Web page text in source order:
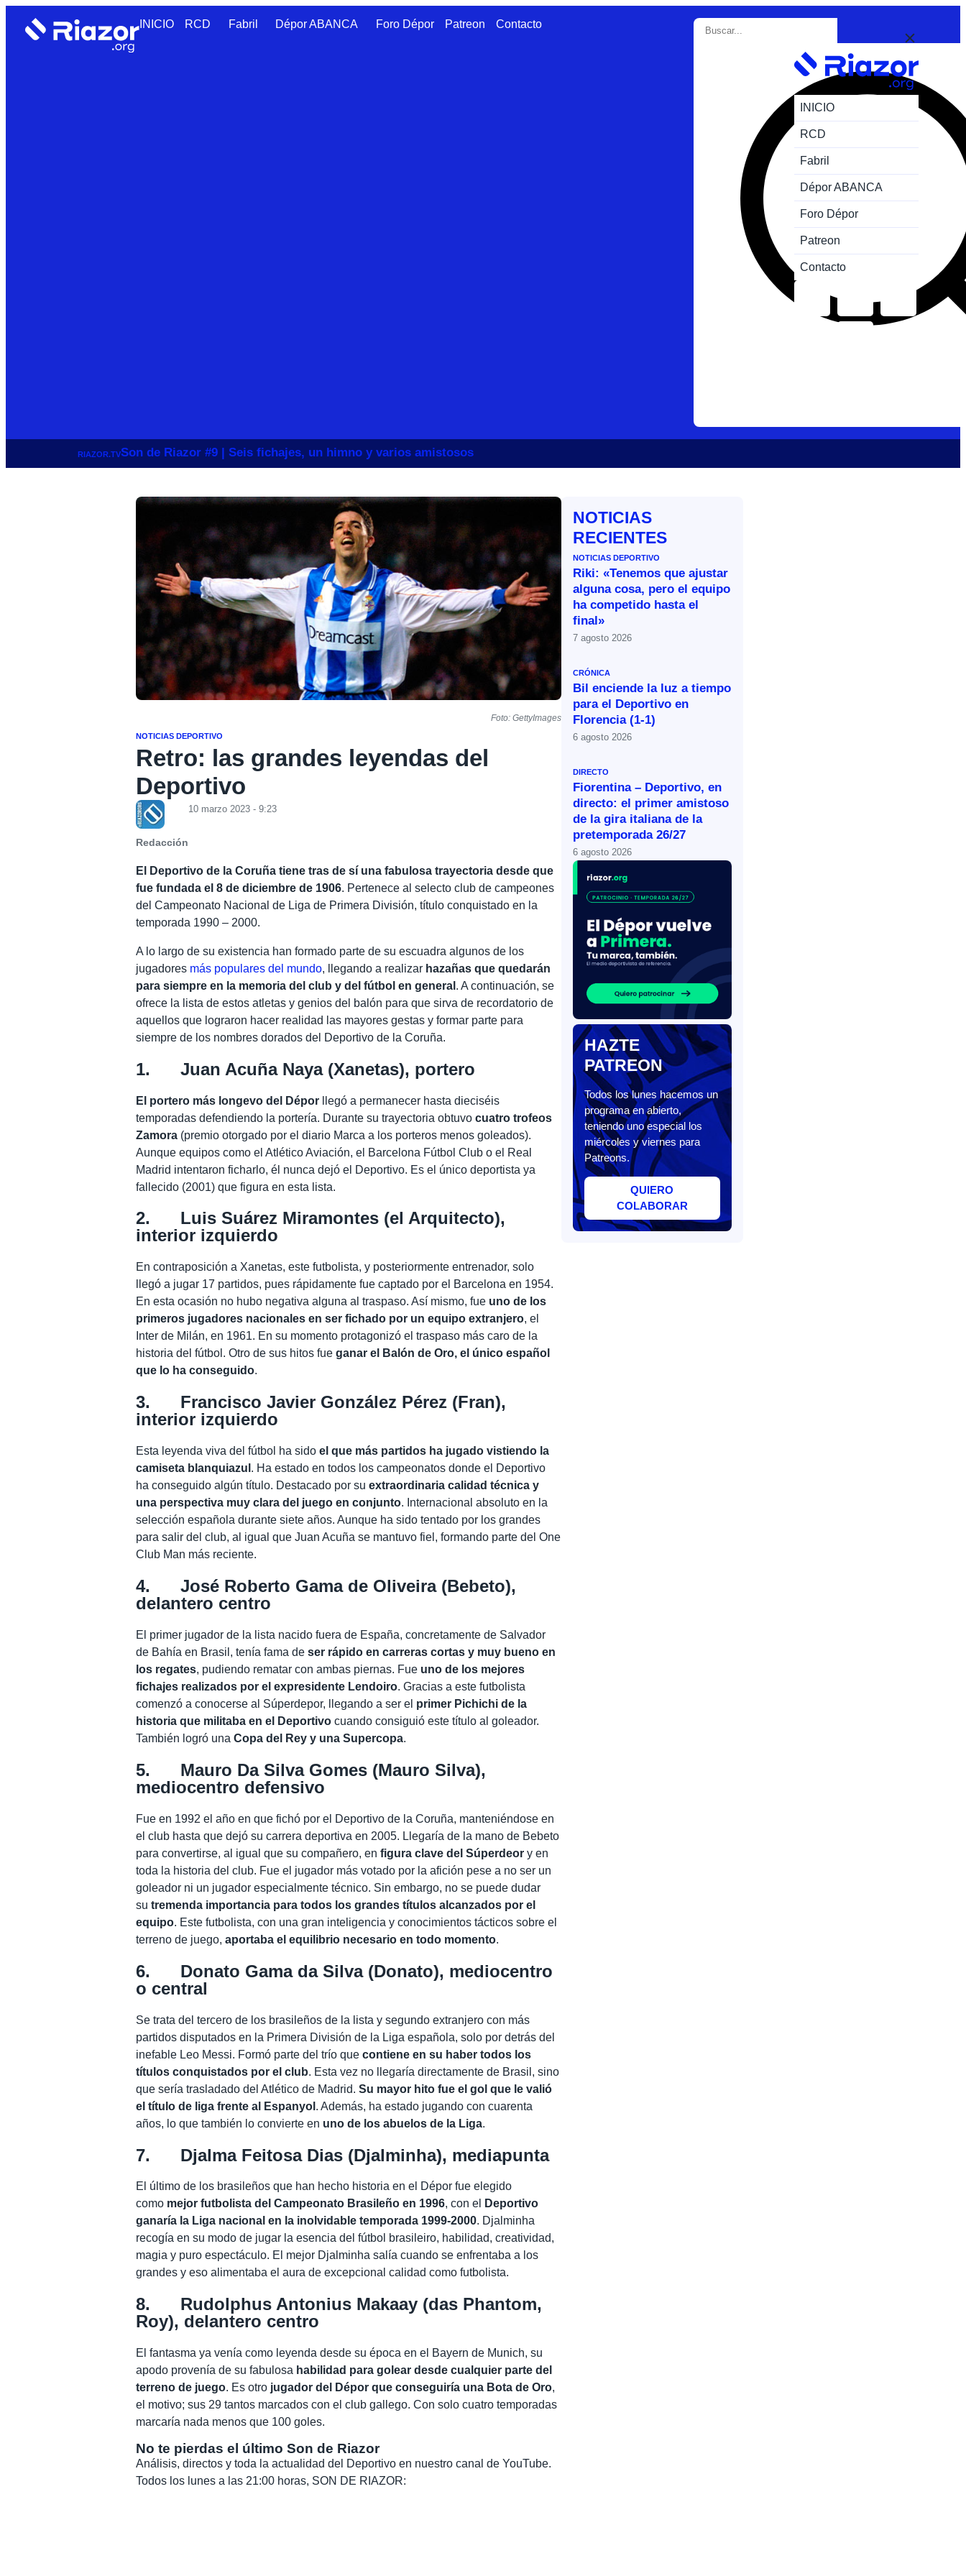
INICIO RCD Fabril Dépor ABANCA Foro Dépor Patreon Contacto
INICIO
RCD
Fabril
Dépor ABANCA
Foro Dépor
Patreon
Contacto
RIAZOR.TVSon de Riazor #9 | Seis fichajes, un himno y varios amistosos
Foto: GettyImages
NOTICIAS DEPORTIVO
Retro: las grandes leyendas del
Deportivo
Redacción
10 marzo 2023 - 9:23
El Deportivo de la Coruña tiene tras de sí una fabulosa trayectoria desde que
fue fundada el 8 de diciembre de 1906. Pertenece al selecto club de campeones
del Campeonato Nacional de Liga de Primera División, título conquistado en la
temporada 1990 – 2000.
A lo largo de su existencia han formado parte de su escuadra algunos de los
jugadores más populares del mundo, llegando a realizar hazañas que quedarán
para siempre en la memoria del club y del fútbol en general . A continuación, se
ofrece la lista de estos atletas y genios del balón para que sirva de recordatorio de
aquellos que lograron hacer realidad las mayores gestas y formar parte para
siempre de los nombres dorados del Deportivo de la Coruña.
1. Juan Acuña Naya (Xanetas), portero
El portero más longevo del Dépor llegó a permanecer hasta dieciséis
temporadas defendiendo la portería. Durante su trayectoria obtuvocuatro trofeos
Zamora (premio otorgado por el diario Marca a los porteros menos goleados).
Aunque equipos como el Atlético Aviación, el Barcelona Fútbol Club o el Real
Madrid intentaron ficharlo, él nunca dejó el Deportivo. Es el único deportista ya
fallecido (2001) que figura en esta lista.
2. Luis Suárez Miramontes (el Arquitecto),
interior izquierdo
En contraposición a Xanetas, este futbolista, y posteriormente entrenador, solo
llegó a jugar 17 partidos, pues rápidamente fue captado por el Barcelona en 1954.
En esta ocasión no hubo negativa alguna al traspaso. Así mismo, fue uno de los
primeros jugadores nacionales en ser fichado por un equipo extranjero, el
Inter de Milán, en 1961. En su momento protagonizó el traspaso más caro de la
historia del fútbol. Otro de sus hitos fueganar el Balón de Oro, el único español
que lo ha conseguido.
3. Francisco Javier González Pérez (Fran),
interior izquierdo
Esta leyenda viva del fútbol ha sidoel que más partidos ha jugado vistiendo la
camiseta blanquiazul . Ha estado en todos los campeonatos donde el Deportivo
ha conseguido algún título. Destacado por suextraordinaria calidad técnica y
una perspectiva muy clara del juego en conjunto. Internacional absoluto en la
selección española durante siete años. Aunque ha sido tentado por los grandes
para salir del club, al igual que Juan Acuña se mantuvo fiel, formando parte del One
Club Man más reciente.
4. José Roberto Gama de Oliveira (Bebeto),
delantero centro
El primer jugador de la lista nacido fuera de España, concretamente de Salvador
de Bahía en Brasil, tenía fama deser rápido en carreras cortas y muy bueno en
los regates, pudiendo rematar con ambas piernas. Fue uno de los mejores
fichajes realizados por el expresidente Lendoiro. Gracias a este futbolista
comenzó a conocerse al Súperdepor, llegando a ser el primer Pichichi de la
historia que militaba en el Deportivo cuando consiguió este título al goleador.
También logró unaCopa del Rey y una Supercopa.
5. Mauro Da Silva Gomes (Mauro Silva),
mediocentro defensivo
Fue en 1992 el año en que fichó por el Deportivo de la Coruña, manteniéndose en
el club hasta que dejó su carrera deportiva en 2005. Llegaría de la mano de Bebeto
para convertirse, al igual que su compañero, enfigura clave del Súperdeor y en
toda la historia del club. Fue el jugador más votado por la afición pese a no ser un
goleador ni un jugador especialmente técnico. Sin embargo, no se puede dudar
sutremenda importancia para todos los grandes títulos alcanzados por el
equipo. Este futbolista, con una gran inteligencia y conocimientos tácticos sobre el
terreno de juego,aportaba el equilibrio necesario en todo momento.
6. Donato Gama da Silva (Donato), mediocentro
o central
Se trata del tercero de los brasileños de la lista y segundo extranjero con más
partidos disputados en la Primera División de la Liga española, solo por detrás del
inefable Leo Messi. Formó parte del trío quecontiene en su haber todos los
títulos conquistados por el club. Esta vez no llegaría directamente de Brasil, sino
que sería trasladado del Atlético de Madrid.Su mayor hito fue el gol que le valió
el título de liga frente al Espanyol . Además, ha estado jugando con cuarenta
años, lo que también lo convierte en uno de los abuelos de la Liga.
7. Djalma Feitosa Dias (Djalminha), mediapunta
El último de los brasileños que han hecho historia en el Dépor fue elegido
como mejor futbolista del Campeonato Brasileño en 1996, con el
Deportivo
ganaría la Liga nacional en la inolvidable temporada 1999-2000. Djalminha
recogía en su modo de jugar la esencia del fútbol brasileiro, habilidad, creatividad,
magia y puro espectáculo. El mejor Djalminha salía cuando se enfrentaba a los
grandes y eso alimentaba el aura de excepcional calidad como futbolista.
8. Rudolphus Antonius Makaay (das Phantom,
Roy), delantero centro
El fantasma ya venía como leyenda desde su época en el Bayern de Munich, su
apodo provenía de su fabulosa habilidad para golear desde cualquier parte del
terreno de juego. Es otro jugador del Dépor que conseguiría una Bota de Oro,
el motivo; sus 29 tantos marcados con el club gallego. Con solo cuatro temporadas
marcaría nada menos que 100 goles.
No te pierdas el último Son de Riazor
Análisis, directos y toda la actualidad del Deportivo en nuestro canal de YouTube.
Todos los lunes a las 21:00 horas, SON DE RIAZOR:
NOTICIAS
RECIENTES
NOTICIAS DEPORTIVO
Riki: «Tenemos que ajustar
alguna cosa, pero el equipo
ha competido hasta el
final»
7 agosto 2026
CRÓNICA
Bil enciende la luz a tiempo
para el Deportivo en
Florencia (1-1)
6 agosto 2026
DIRECTO
Fiorentina – Deportivo, en
directo: el primer amistoso
de la gira italiana de la
pretemporada 26/27
6 agosto 2026
HAZTE
PATREON
Todos los lunes hacemos un
programa en abierto,
teniendo uno especial los
miércoles y viernes para
Patreons.
QUIERO
COLABORAR